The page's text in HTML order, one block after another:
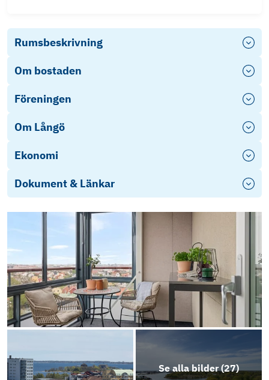
Rumsbeskrivning
Om bostaden
Föreningen
Om Långö
Ekonomi
Dokument & Länkar
Energideklaration (18)
Stadgar 2024
Årsredovisning-2024-2025
Objektsbeskrivning
Se alla bilder (27)